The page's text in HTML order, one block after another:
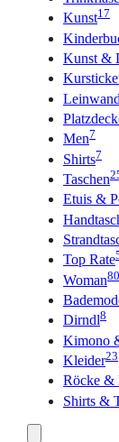
Kunst17
Kunst &
Leinwand
Men7
Shirts7
Taschen
Etuis &
Top Rate
Woman80
Dirndl8
Kimono
Kleider23
Röcke &
Shirts &